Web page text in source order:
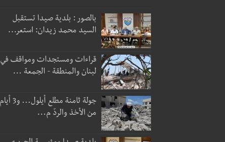
بالصور : بلدية صيدا تستقبل
السيد محمد زيدان: استعر...
قراءات ومستجدات ومواقف في
لبنان والمنطقة - الجمعة ...
جولة ثامنة مطلع أيلول... و3 أيام
من الأخذ والردّ م...